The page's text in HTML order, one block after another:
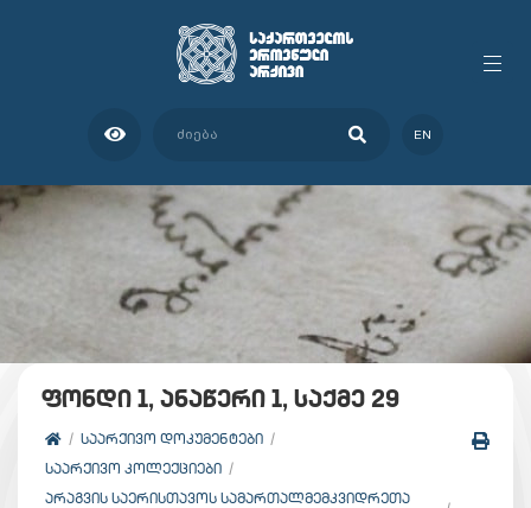
EN
ფონდი 1, ანაწერი 1, საქმე 29
ᲡᲐᲐᲠᲥᲘᲕᲝ ᲓᲝᲙᲣᲛᲔᲜᲢᲔᲑᲘ
ᲡᲐᲐᲠᲥᲘᲕᲝ ᲙᲝᲚᲔᲥᲪᲘᲔᲑᲘ
ᲐᲠᲐᲒᲕᲘᲡ ᲡᲐᲔᲠᲘᲡᲗᲐᲕᲝᲡ ᲡᲐᲛᲐᲠᲗᲐᲚᲛᲔᲛᲙᲕᲘᲓᲠᲔᲗᲐ